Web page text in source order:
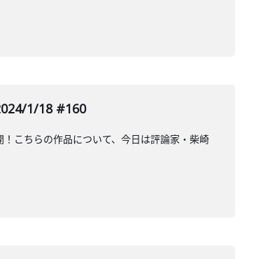
1/18 #160
こちらの作品について、今日は評論家・柴崎